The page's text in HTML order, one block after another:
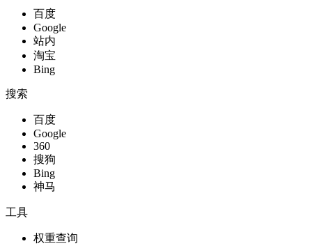
百度
Google
站内
淘宝
Bing
搜索
百度
Google
360
搜狗
Bing
神马
工具
权重查询